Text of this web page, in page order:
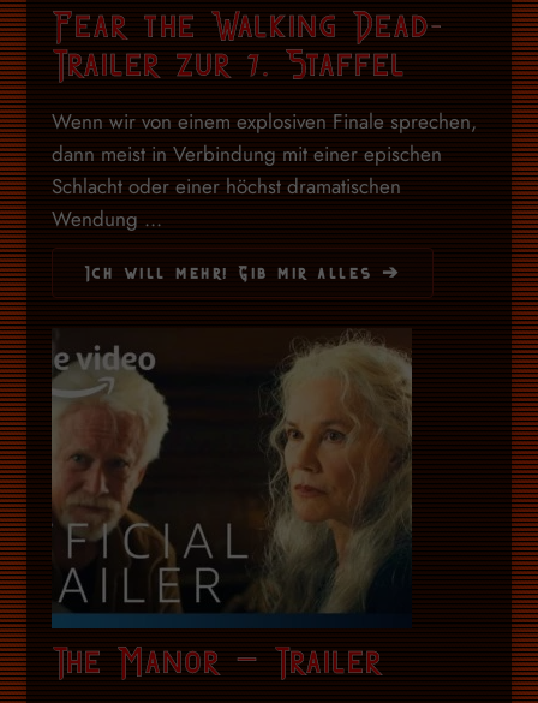
Fear the Walking Dead-
Trailer zur 7. Staffel
Wenn wir von einem explosiven Finale sprechen,
dann meist in Verbindung mit einer epischen
Schlacht oder einer höchst dramatischen
Wendung ...
Ich will mehr! Gib mir alles ➔
The Manor – Trailer